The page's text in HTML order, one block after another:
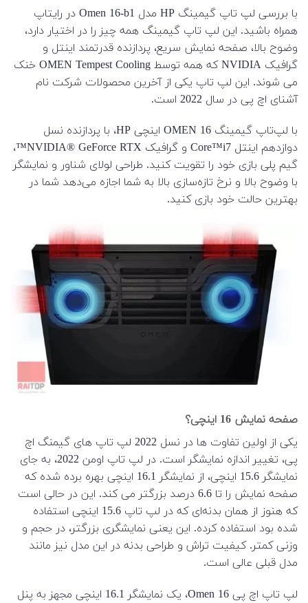
با بررسی لپ تاپ گیمینگ HP مدل Omen 16-b1 در رایتاپ
همراه باشید. این لپ تاپ گیمینگ همه چیز را در اختیار دارد،
وضوح بالا، صفحه نمایش سریع، پردازنده قدرتمند اینتل و
گرافیک NVIDIA که همه توسط OMEN Tempest Cooling خنک
می شوند. این لپ تاپ یکی از آخرین محصولات شرکت نام
آشنای اچ پی در سال 2022 است.
با لپ‌تاپ گیمینگ OMEN 16 اینچی HP، با پردازنده نسل
دوازدهم اینتل Core™i7 و گرافیک NVIDIA® GeForce RTX™،
گیم پلی بازی خود را تقویت کنید. طراحی لولای شناور و نمایشگر
با وضوح بالا و نرخ تازه‌سازی بالا به شما اجازه می‌دهد شما در
بهترین حالت خود بازی کنید.
صفحه نمایش 16 اینچی؟
یکی از اولین تفاوت ها در نسل 2022 لپ تاپ های گیمنگ اچ
پی، تغییر اندازه نمایشگر است. در لپ تاپ اومن 2022، به جای
نمایشگر 15.6 اینچی، از نمایشگر 16.1 اینچی بهره برده شده که
صفحه نمایش را تا 6.6 درصد بزرگتر می کند. این در حالی است
که هنوز از همان بدنه‌ای که در لپ تاپ 15.6 اینچی استفاده
شده بود استفاده کرده. این یعنی نمایشگری بزرگتر، در حجم و
وزنی کمتر. کیفیت تراش و طراحی بدنه در این مدل نیز مانند
مدل قبلی عالی است.
لپ تاپ اچ پی Omen 16، یک نمایشگر 16.1 اینچی مجهز به پنل